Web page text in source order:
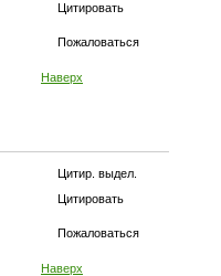
Цитировать
Пожаловаться
Наверх
Цитир. выдел.
Цитировать
Пожаловаться
Наверх